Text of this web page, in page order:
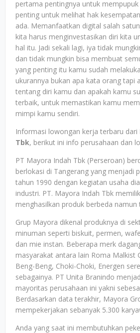
pertama pentingnya untuk
penting untuk melihat hak
ada. Memanfaatkan digital salah
kita harus menginvestasikan diri kita
hal itu. Jadi sekali lagi, iya tidak
dan tidak mungkin bisa membuat
yang penting itu kamu sudah
ukurannya bukan apa kata orang tapi
tentang diri kamu dan apakah kamu
terbaik, untuk memastikan kamu
mimpi kamu sendiri.
Informasi lowongan kerja terbaru dari
Tbk, berikut ini info perusahaan dan
PT Mayora Indah Tbk (Perseroan)
berlokasi di Tangerang yang menjadi
tahun 1990 dengan kegiatan usaha
industri. PT. Mayora Indah Tbk
menghasilkan produk berbeda namun
Grup Mayora dikenal produknya di
minuman seperti biskuit, permen,
dan mie instan. Beberapa merk
masyarakat antara lain Roma Malkist
Beng-Beng, Choki-Choki, Energen
sebagainya. PT Unita Branindo
mayoritas perusahaan ini yakni
Berdasarkan data terakhir, Mayora
mempekerjakan sebanyak 5.300
Anda yang saat ini membutuhkan